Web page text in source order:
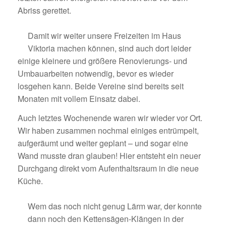
Abriss gerettet.
Damit wir weiter unsere Freizeiten im Haus
Viktoria machen können, sind auch dort leider
einige kleinere und größere Renovierungs- und
Umbauarbeiten notwendig, bevor es wieder
losgehen kann. Beide Vereine sind bereits seit
Monaten mit vollem Einsatz dabei.
Auch letztes Wochenende waren wir wieder vor Ort.
Wir haben zusammen nochmal einiges entrümpelt,
aufgeräumt und weiter geplant – und sogar eine
Wand musste dran glauben! Hier entsteht ein neuer
Durchgang direkt vom Aufenthaltsraum in die neue
Küche.
Wem das noch nicht genug Lärm war, der konnte
dann noch den Kettensägen-Klängen in der